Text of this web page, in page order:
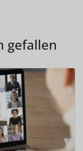
gefallen